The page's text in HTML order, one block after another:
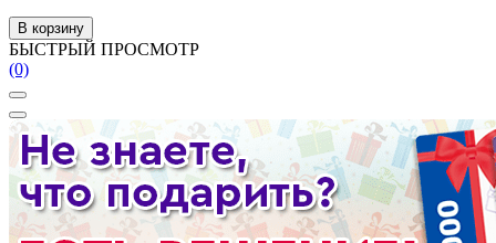
В корзину
БЫСТРЫЙ ПРОСМОТР
(0)